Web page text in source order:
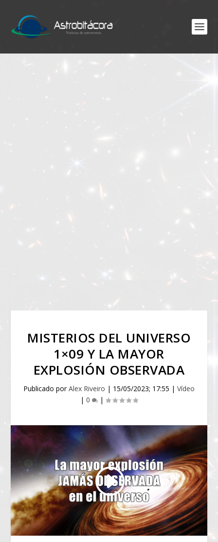
MISTERIOS DEL UNIVERSO
1×09 Y LA MAYOR
EXPLOSIÓN OBSERVADA
Publicado porAlex Riveiro | 15/05/2023; 17:55 | Vídeo
| 0 |